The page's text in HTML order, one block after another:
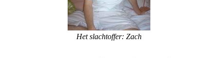
Het slachtoffer: Zach